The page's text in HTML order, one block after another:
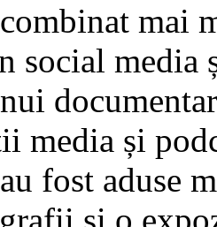
mai
social
media și
fost aduse
și o